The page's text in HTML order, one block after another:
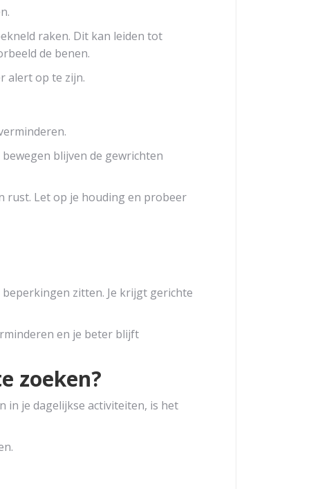
raken. Dit kan leiden tot
de benen.
alert op te zijn.
blijven de gewrichten
rust. Let op je houding en probeer
zitten. Je krijgt gerichte
en je beter blijft
zoeken?
in je dagelijkse activiteiten, is het